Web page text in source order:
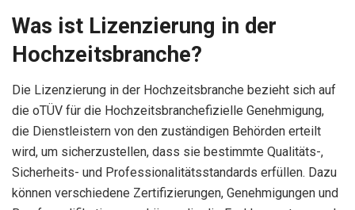
Was ist Lizenzierung in der
Hochzeitsbranche?
Die Lizenzierung in der Hochzeitsbranche bezieht sich auf
die oTÜV für die Hochzeitsbranchefizielle Genehmigung,
die Dienstleistern von den zuständigen Behörden erteilt
wird, um sicherzustellen, dass sie bestimmte Qualitäts-,
Sicherheits- und Professionalitätsstandards erfüllen. Dazu
können verschiedene Zertifizierungen, Genehmigungen und